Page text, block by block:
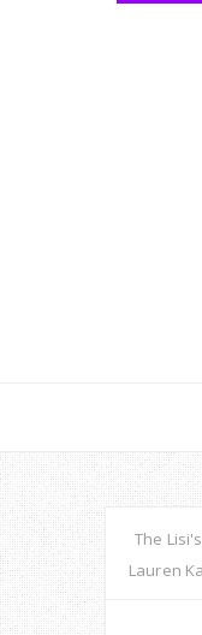
The
Lauren